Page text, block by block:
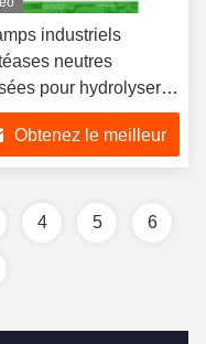
industriels
neutres
pour hydrolyser
et peptides
Obtenez le meilleur
4 5 6